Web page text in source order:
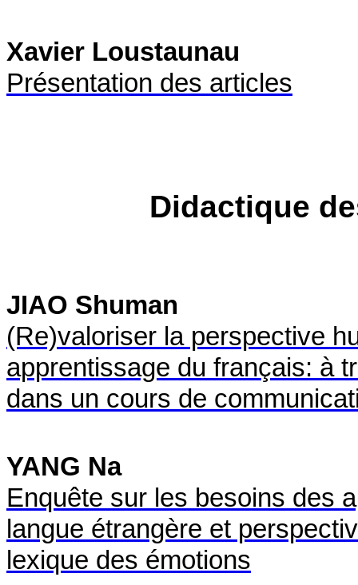
Xavier Loustaunau
Présentation des articles
Didactique
JIAO Shuman
(Re)valoriser la perspective
apprentissage du français: à
dans un cours de
YANG Na
Enquête sur les besoins des
langue étrangère et
lexique des émotions